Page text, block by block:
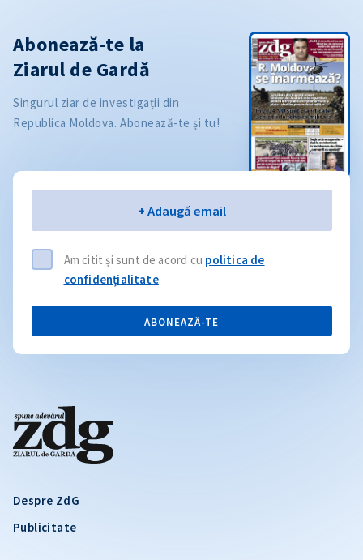
Despre ZdG
Publicitate
Abonează-te la
Ziarul de Gardă
Singurul ziar de investigații din
Republica Moldova. Abonează-te și tu!
+ Adaugă email
Am citit și sunt de acord cu politica de
confidențialitate.
ABONEAZĂ-TE